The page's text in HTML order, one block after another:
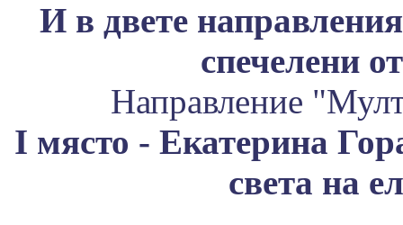
И в двете
спечелени
Направление
I място - Екатерина
света на